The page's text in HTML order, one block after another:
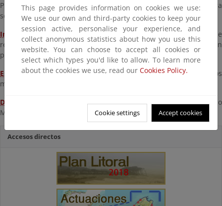
Pinche en las pestañas de la zona superior de la imagen para
seleccionar una temática
Inversiones:Obras y proyectos a realizar, en ejecución o de
reciente terminación. Puede ver el detalle de cada actuación
pinchando sobre su punto en el mapa.
Espacios marinos protegidos: Información sobre los espacios
marinos protegidos.
Deslinde
: Acceda a la línea de deslinde del Dominio Público
Marítimo-Terrestre (DPMT) de la provincia
Accesos directos
This page provides information on cookies we use:
We use our own and third-party cookies to keep your
session active, personalise your experience, and
collect anonymous statistics about how you use this
website. You can choose to accept all cookies or
select which types you'd like to allow. To learn more
about the cookies we use, read our Cookies Policy.
Cookie settings Accept cookies